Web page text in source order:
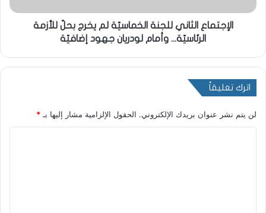
الإجتماع الثاني للجنة الخماسيّة لم يخرج بحلّ للأزمة
الرئاسيّة... وأمام لودريان جهود إضافيّة
اترك تعليقاً
لن يتم نشر عنوان بريدك الإلكتروني. الحقول الإلزامية مشار إليها بـ*